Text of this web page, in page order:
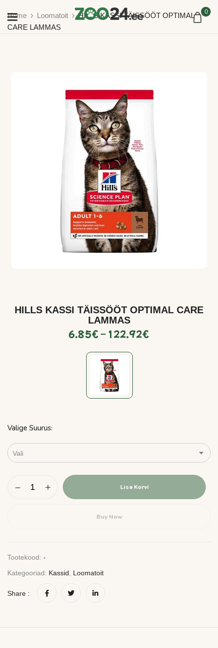
0
Home Loomatoit
HILLS KASSI TÄISSÖÖT OPTIMAL
CARE LAMMAS
HILLS KASSI TÄISSÖÖT OPTIMAL CARE
LAMMAS
6.85€– 122.92€
Valige Suurus
Lisa Korvi
Buy Now
Tootekood: -
Kategooriad: Kassid Loomatoit
Share :